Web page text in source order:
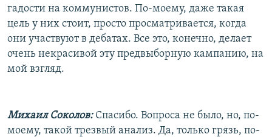
гадости на коммунистов. По-моему, даже такая
цель у них стоит, просто просматривается, когда
они участвуют в дебатах. Все это, конечно, делает
очень некрасивой эту предвыборную кампанию, на
мой взгляд.
Михаил Соколов:Спасибо. Вопроса не было, но, по-
моему, такой трезвый анализ. Да, только грязь, по-